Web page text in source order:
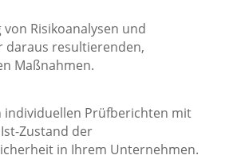
Risikoanalysen und
daraus resultierenden,
Maßnahmen.
individuellen Prüfberichten mit
Zustand der
in Ihrem Unternehmen.